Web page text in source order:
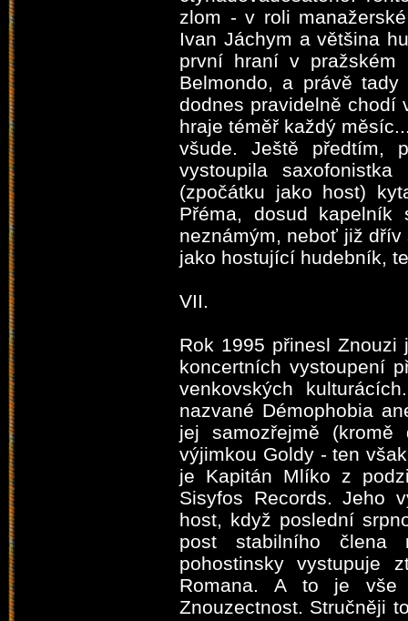
zlom - v roli
Ivan Jáchym a většina
první hraní v pražském
Belmondo, a právě
dodnes pravidelně chodí
hraje téměř každý
všude. Ještě předtím,
vystoupila
(zpočátku jako host)
Přéma, dosud kapelník
neznámým, neboť již
jako hostující hudebník,
VII.
Rok 1995 přinesl Znouzi
koncertních vystoupení
venkovských
nazvané Démophobia
jej samozřejmě
výjimkou Goldy - ten
je Kapitán Mlíko z
Sisyfos Records. Jeho
host, když poslední
post stabilního člena
pohostinsky vystupuje
Romana. A to je vše
Znouzectnost. Stručněji